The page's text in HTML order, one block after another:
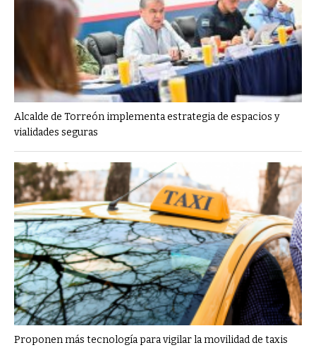
Alcalde de Torreón implementa estrategia de espacios y
vialidades seguras
Proponen más tecnología para vigilar la movilidad de taxis